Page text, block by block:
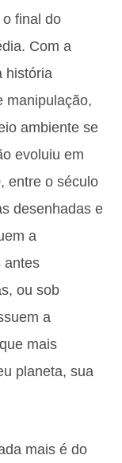
final do
Com a
história
manipulação,
ambiente se
evoluiu em
entre o século
desenhadas e
a
antes
ou sob
a
mais
planeta, sua
mais é do